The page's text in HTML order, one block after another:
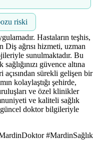
riski
Hastaların teşhis,
Diş ağrısı hizmeti, uzman
sunulmaktadır. Bu
güvence altına
sürekli gelişen bir
kolaylaştığı şehirde,
ve özel klinikler
ve kaliteli sağlık
güncel doktor bilgileriyle
#MardinSağlık